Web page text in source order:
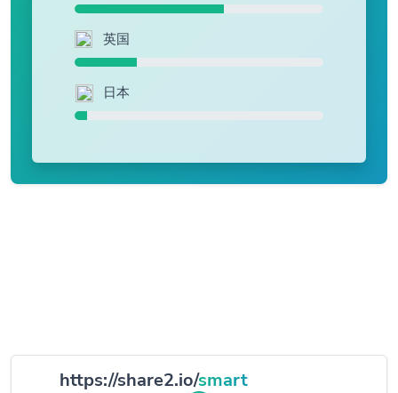
英国
日本
https://share2.io/smart